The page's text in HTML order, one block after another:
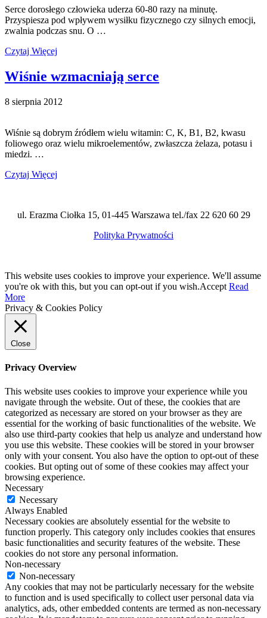
Serce dorosłego człowieka uderza 60-80 razy na minutę.
Przyspiesza pod wpływem wysiłku fizycznego czy silnych emocji,
zwalnia podczas snu. O …
Czytaj Więcej
Wiśnie wzmacniają serce
8 sierpnia 2012
Wiśnie są dobrym źródłem wielu witamin: C, K, B1, B2, kwasu
foliowego oraz wielu mikroelementów, zwłaszcza żelaza, potasu i
miedzi. …
Czytaj Więcej
ul. Erazma Ciołka 15, 01-445 Warszawa tel./fax 22 620 60 29
Polityka Prywatności
This website uses cookies to improve your experience. We'll assume
you're ok with this, but you can opt-out if you wish.Accept Read
More
Privacy & Cookies Policy
Close
Privacy Overview
This website uses cookies to improve your experience while you
navigate through the website. Out of these, the cookies that are
categorized as necessary are stored on your browser as they are
essential for the working of basic functionalities of the website. We
also use third-party cookies that help us analyze and understand how
you use this website. These cookies will be stored in your browser
only with your consent. You also have the option to opt-out of these
cookies. But opting out of some of these cookies may affect your
browsing experience.
Necessary
Necessary
Always Enabled
Necessary cookies are absolutely essential for the website to
function properly. This category only includes cookies that ensures
basic functionalities and security features of the website. These
cookies do not store any personal information.
Non-necessary
Non-necessary
Any cookies that may not be particularly necessary for the website
to function and is used specifically to collect user personal data via
analytics, ads, other embedded contents are termed as non-necessary